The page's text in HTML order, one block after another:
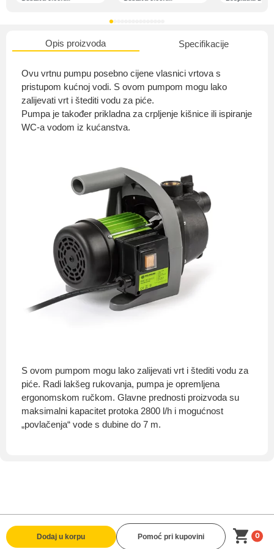
Opis proizvoda Specifikacije
Ovu vrtnu pumpu posebno cijene vlasnici vrtova s ​​
pristupom kućnoj vodi. S ovom pumpom mogu lako
zalijevati vrt i štediti vodu za piće.
Pumpa je također prikladna za crpljenje kišnice ili ispiranje
WC-a vodom iz kućanstva.
S ovom pumpom mogu lako zalijevati vrt i štediti vodu za
piće. Radi lakšeg rukovanja, pumpa je opremljena
ergonomskom ručkom. Glavne prednosti proizvoda su
maksimalni kapacitet protoka 2800 l/h i mogućnost
„povlačenja“ vode s dubine do 7 m.
Dodaj u korpu Pomoć pri kupovini 0
O nama
Privatnost kupca
Uvjeti i odredbe